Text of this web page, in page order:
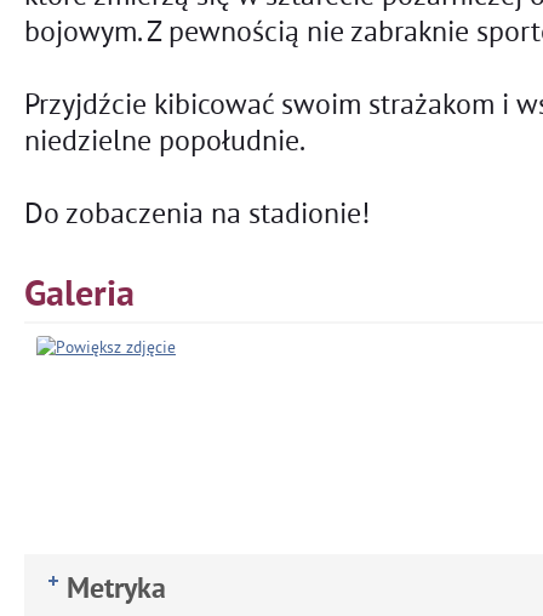
bojowym. Z pewnością nie zabraknie
Przyjdźcie kibicować swoim strażakom i
niedzielne popołudnie.
Do zobaczenia na stadionie!
Galeria
Metryka